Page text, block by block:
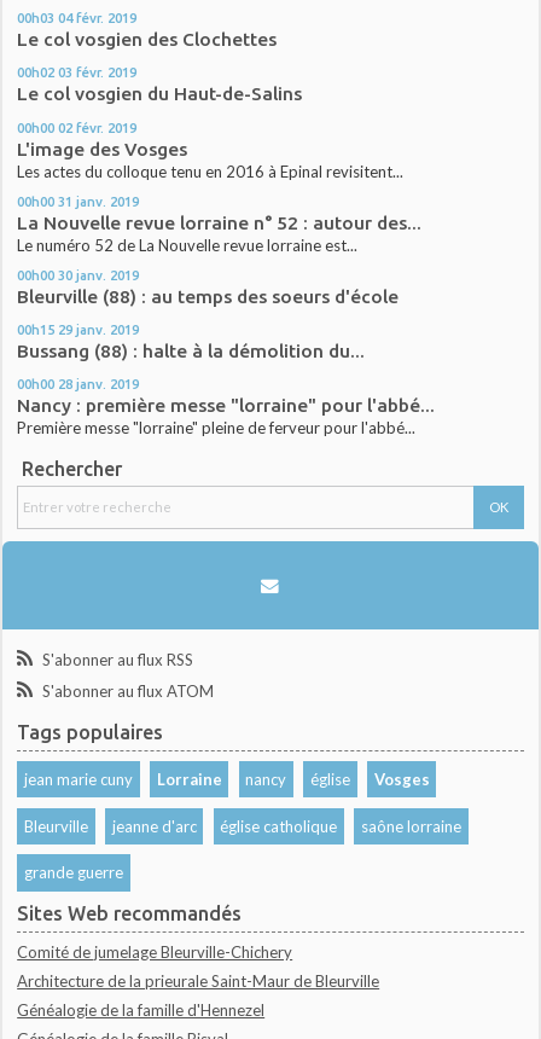
00h03 04 févr. 2019
Le col vosgien des Clochettes
00h02 03 févr. 2019
Le col vosgien du Haut-de-Salins
00h00 02 févr. 2019
L'image des Vosges
Les actes du colloque tenu en 2016 à Epinal revisitent...
00h00 31 janv. 2019
La Nouvelle revue lorraine n° 52 : autour des...
Le numéro 52 de La Nouvelle revue lorraine est...
00h00 30 janv. 2019
Bleurville (88) : au temps des soeurs d'école
00h15 29 janv. 2019
Bussang (88) : halte à la démolition du...
00h00 28 janv. 2019
Nancy : première messe "lorraine" pour l'abbé...
Première messe "lorraine" pleine de ferveur pour l'abbé...
Rechercher
S'abonner au flux RSS
S'abonner au flux ATOM
Tags populaires
jean marie cuny Lorraine nancy église Vosges
Bleurville jeanne d'arc église catholique saône lorraine
grande guerre
Sites Web recommandés
Comité de jumelage Bleurville-Chichery
Architecture de la prieurale Saint-Maur de Bleurville
Généalogie de la famille d'Hennezel